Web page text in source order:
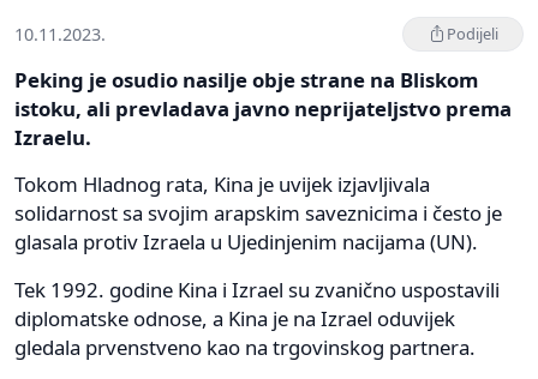
10.11.2023. Podijeli
Peking je osudio nasilje obje strane na Bliskom
istoku, ali prevladava javno neprijateljstvo prema
Izraelu.
Tokom Hladnog rata, Kina je uvijek izjavljivala
solidarnost sa svojim arapskim saveznicima i često je
glasala protiv Izraela u Ujedinjenim nacijama (UN).
Tek 1992. godine Kina i Izrael su zvanično uspostavili
diplomatske odnose, a Kina je na Izrael oduvijek
gledala prvenstveno kao na trgovinskog partnera.